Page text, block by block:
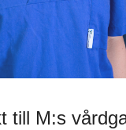
till M:s